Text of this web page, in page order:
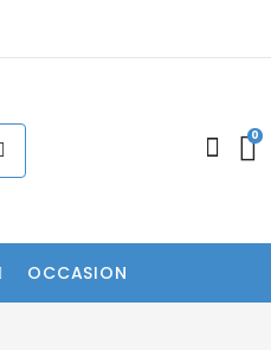
0
OCCASION